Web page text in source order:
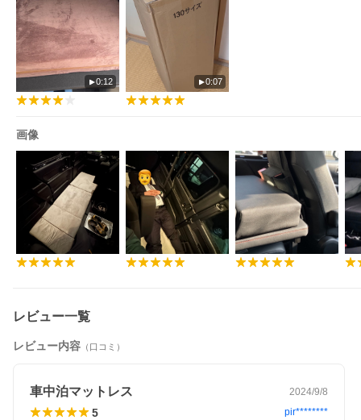
0:12 0:07
画像
レビュー一覧
レビュー内容 （口コミ）
車中泊マットレス 2024/9/8
5 pir********